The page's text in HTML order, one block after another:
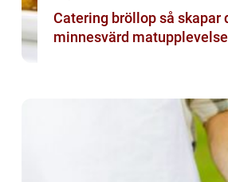
Catering bröllop så skapar du en
minnesvärd matupplevelse